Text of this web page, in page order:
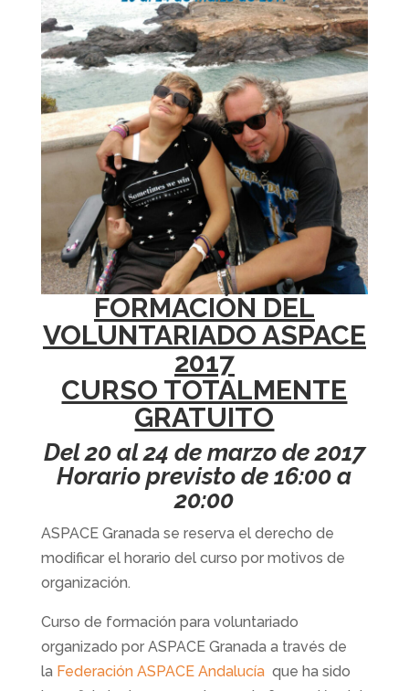
FORMACIÓN DEL
VOLUNTARIADO ASPACE
2017
CURSO TOTALMENTE
GRATUITO
Del 20 al 24 de marzo de 2017
Horario previsto de 16:00 a
20:00
ASPACE Granada se reserva el derecho de
modificar el horario del curso por motivos de
organización.
Curso de formación para voluntariado
organizado por ASPACE Granada a través de
la Federación ASPACE Andalucía que ha sido